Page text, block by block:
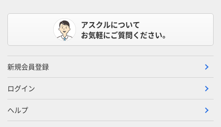
アスクルについて
お気軽にご質問ください。
新規会員登録
ログイン
ヘルプ